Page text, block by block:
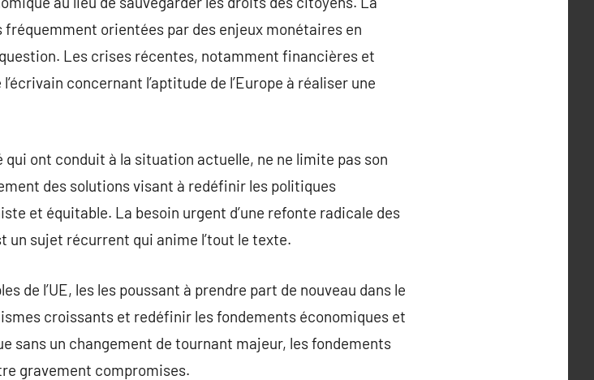
orientées par des enjeux monétaires en
Les crises récentes, notamment financières et
concernant l’aptitude de l’Europe à réaliser une
ont conduit à la situation actuelle, ne ne limite pas son
des solutions visant à redéfinir les politiques
et équitable. La besoin urgent d’une refonte radicale des
sujet récurrent qui anime l’tout le texte.
de l’UE, les les poussant à prendre part de nouveau dans le
croissants et redéfinir les fondements économiques et
sans un changement de tournant majeur, les fondements
gravement compromises.